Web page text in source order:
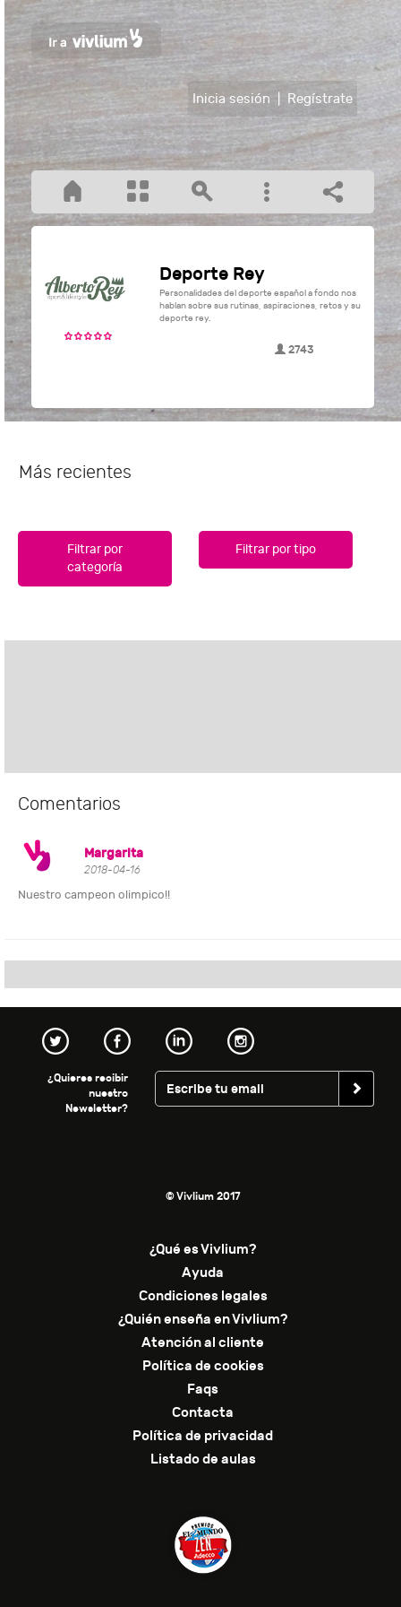
Inicia sesión Regístrate
Deporte Rey
Personalidades del deporte español a fondo nos
hablan sobre sus rutinas, aspiraciones, retos y su
deporte rey.
2743
Más recientes
Filtrar por
categoría
Filtrar por tipo
Comentarios
Margarita
2018-04-16
Nuestro campeon olimpico!!
¿Quieres recibir
nuestro
Newsletter?
© Vivlium 2017
¿Qué es Vivlium?
Ayuda
Condiciones legales
¿Quién enseña en Vivlium?
Atención al cliente
Política de cookies
Faqs
Contacta
Política de privacidad
Listado de aulas